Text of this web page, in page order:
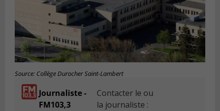
Source: Collège Durocher Saint-Lambert
Journaliste -
FM103,3
Contacter le ou
la journaliste :